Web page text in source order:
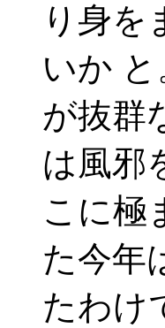
り身を
いか
が抜群
は風邪
こに極
た今年
たわけ